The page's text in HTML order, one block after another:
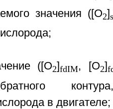
значения ([O2]
([О2]fdIM, [O2]
в двигателе;